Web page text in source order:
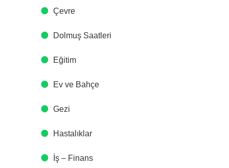
Çevre
Dolmuş Saatleri
Eğitim
Ev ve Bahçe
Gezi
Hastalıklar
İş – Finans